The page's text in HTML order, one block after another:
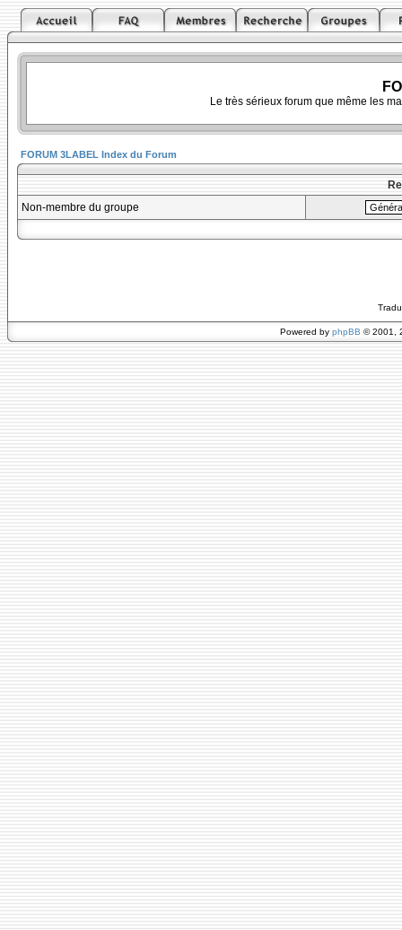
Le très sérieux forum que même les
FORUM 3LABEL Index du Forum
Non-membre du groupe
Powered by phpBB © 2001,